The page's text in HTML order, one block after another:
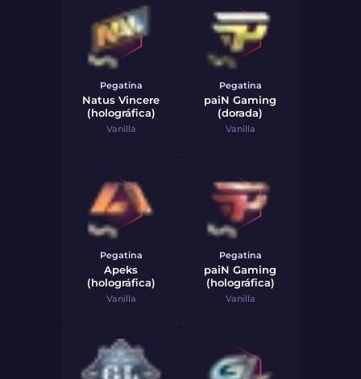
Pegatina
Natus Vincere
(holográfica)
Vanilla
Pegatina
paiN Gaming
(dorada)
Vanilla
Pegatina
Apeks
(holográfica)
Vanilla
Pegatina
paiN Gaming
(holográfica)
Vanilla